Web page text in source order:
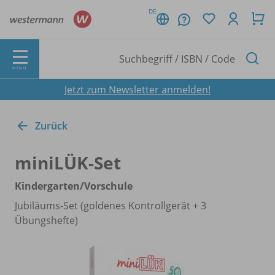
DE
MENÜ
Jetzt zum Newsletter anmelden!
Zurück
miniLÜK-Set
Kindergarten/Vorschule
Jubiläums-Set (goldenes Kontrollgerät + 3
Übungshefte)